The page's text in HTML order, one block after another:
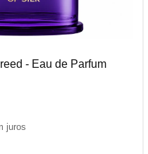
- Eau de Parfum
juros